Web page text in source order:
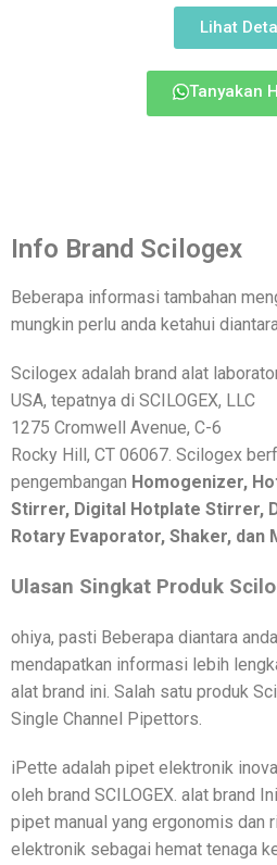
Lihat
Tanyakan
Info Brand Scilogex
Beberapa informasi tambahan
mungkin perlu anda ketahui
Scilogex adalah brand alat
USA, tepatnya di SCILOGEX, LLC
1275 Cromwell Avenue, C-6
Rocky Hill, CT 06067. Scilogex
pengembangan Homogenizer,
Stirrer, Digital Hotplate Stirrer,
Rotary Evaporator, Shaker, dan
Ulasan Singkat Produk
ohiya, pasti Beberapa diantara
mendapatkan informasi lebih
alat brand ini. Salah satu produk
Single Channel Pipettors.
iPette adalah pipet elektronik
oleh brand SCILOGEX. alat brand
pipet manual yang ergonomis dan
elektronik sebagai hemat tenaga